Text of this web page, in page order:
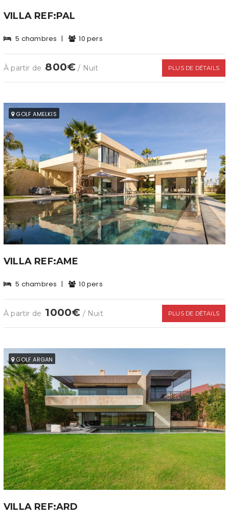
VILLA REF:PAL
5 chambres | 10 pers
À partir de 800€ / Nuit PLUS DE DÉTAILS
GOLF AMELKIS
VILLA REF:AME
5 chambres | 10 pers
À partir de 1000€ / Nuit PLUS DE DÉTAILS
GOLF ARGAN
VILLA REF:ARD